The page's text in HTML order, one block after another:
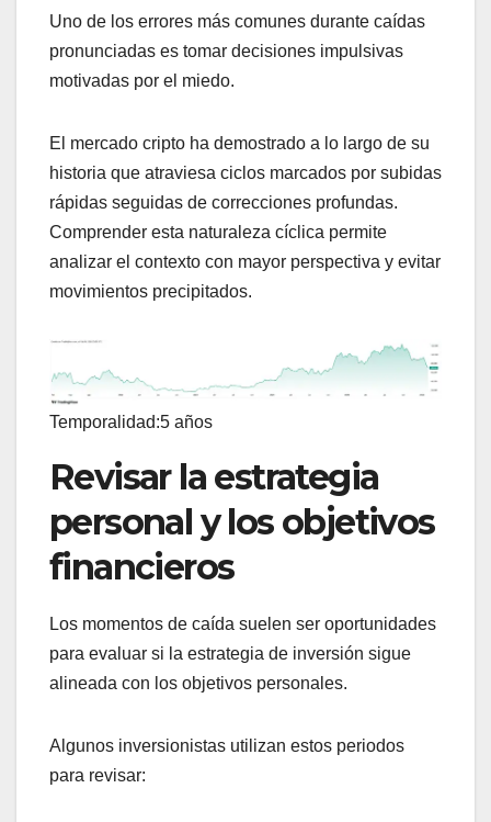
Uno de los errores más comunes durante caídas
pronunciadas es tomar decisiones impulsivas
motivadas por el miedo.
El mercado cripto ha demostrado a lo largo de su
historia que atraviesa ciclos marcados por subidas
rápidas seguidas de correcciones profundas.
Comprender esta naturaleza cíclica permite
analizar el contexto con mayor perspectiva y evitar
movimientos precipitados.
Temporalidad:5 años
Revisar la estrategia
personal y los objetivos
financieros
Los momentos de caída suelen ser oportunidades
para evaluar si la estrategia de inversión sigue
alineada con los objetivos personales.
Algunos inversionistas utilizan estos periodos
para revisar: